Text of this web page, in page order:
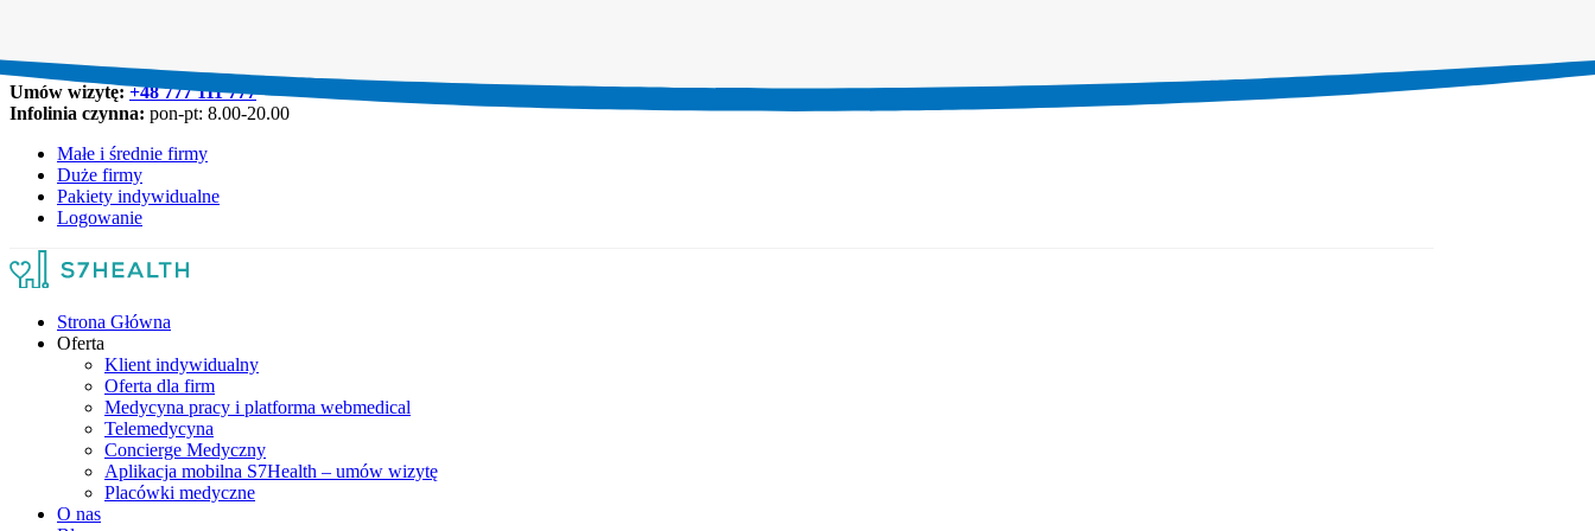
Umów wizytę:+48 777 111 777
Infolinia czynna: pon-pt: 8.00-20.00
Małe i średnie firmy
Duże firmy
Pakiety indywidualne
Logowanie
Strona Główna
Oferta
Klient indywidualny
Oferta dla firm
Medycyna pracy i platforma webmedical
Telemedycyna
Concierge Medyczny
Aplikacja mobilna S7Health – umów wizytę
Placówki medyczne
O nas